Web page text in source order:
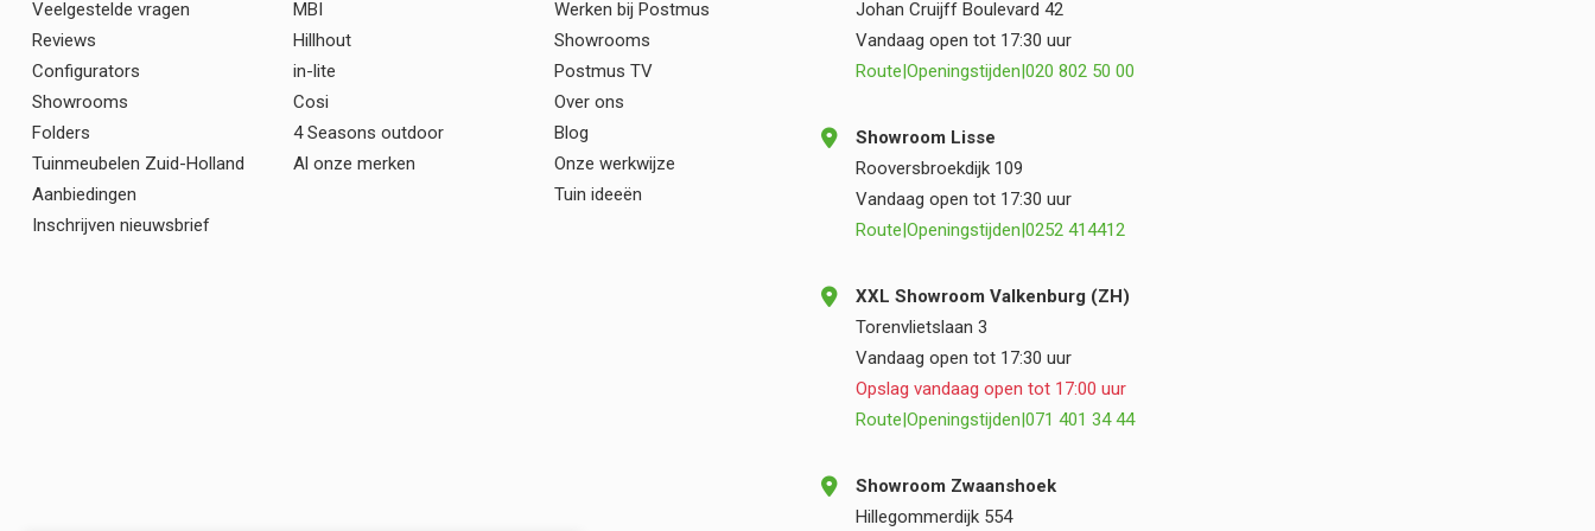
plezier terug op de samenwerking en kunnen
Veelgestelde vragen
Reviews
Configurators
Showrooms
Folders
Tuinmeubelen Zuid-Holland
Aanbiedingen
Inschrijven nieuwsbrief
MBI
Hillhout
in-lite
Cosi
4 Seasons outdoor
Al onze merken
Werken bij Postmus
Showrooms
Postmus TV
Over ons
Blog
Onze werkwijze
Tuin ideeën
Johan Cruijff Boulevard 42
Vandaag open tot 17:30 uur
Route|Openingstijden|020 802 50 00
Showroom Lisse
Rooversbroekdijk 109
Vandaag open tot 17:30 uur
Route|Openingstijden|0252 414412
XXL Showroom Valkenburg (ZH)
Torenvlietslaan 3
Vandaag open tot 17:30 uur
Opslag vandaag open tot 17:00 uur
Route|Openingstijden|071 401 34 44
Showroom Zwaanshoek
Hillegommerdijk 554